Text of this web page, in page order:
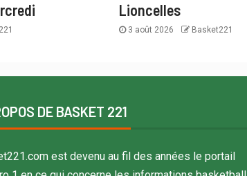
Lioncelles
3 août 2026 Basket221
DE BASKET 221
est devenu au fil des années le portail